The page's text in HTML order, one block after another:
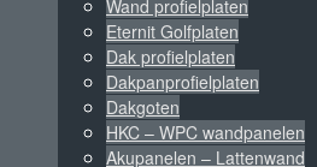
Wand profielplaten
Eternit Golfplaten
Dak profielplaten
Dakpanprofielplaten
Dakgoten
HKC – WPC wandpanelen
Akupanelen – Lattenwand